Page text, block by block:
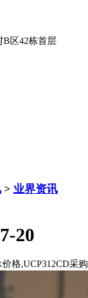
B区42栋首层
> 业界资讯
20
格,UCP312CD采购